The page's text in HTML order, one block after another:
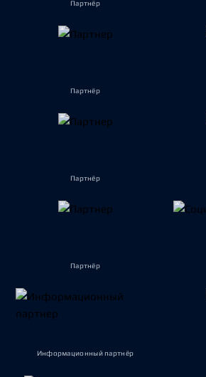
Партнёр
Партнёр
Партнёр
Партнёр
Информационный партнёр